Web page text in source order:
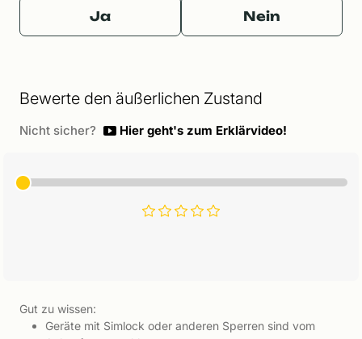
Ja Nein
Bewerte den äußerlichen Zustand
Nicht sicher? Hier geht's zum Erklärvideo!
Gut zu wissen:
Geräte mit Simlock oder anderen Sperren sind vom